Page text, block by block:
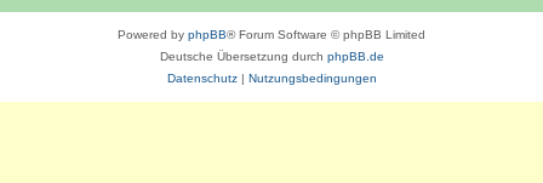
Powered by phpBB® Forum Software © phpBB Limited
Deutsche Übersetzung durch phpBB.de
Datenschutz| Nutzungsbedingungen